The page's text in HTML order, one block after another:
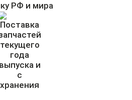
РФ и мира